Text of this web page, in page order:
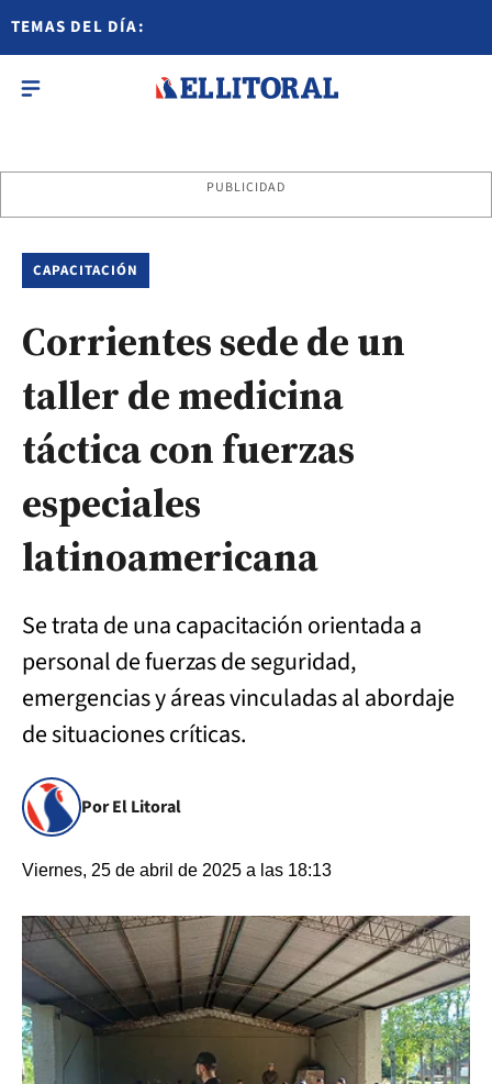
TEMAS DEL DÍA:
PUBLICIDAD
CAPACITACIÓN
Corrientes sede de un
taller de medicina
táctica con fuerzas
especiales
latinoamericana
Se trata de una capacitación orientada a
personal de fuerzas de seguridad,
emergencias y áreas vinculadas al abordaje
de situaciones críticas.
Por El Litoral
Viernes, 25 de abril de 2025 a las 18:13